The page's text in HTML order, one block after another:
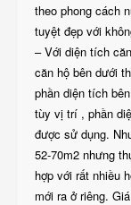
theo phong cách
tuyệt đẹp với
– Với diện tích
căn hộ bên dưới
phần diện tích
tùy vị trí , phần
được sử dụng.
52-70m2 nhưng
hợp với rất nhiều
mới ra ở riêng.